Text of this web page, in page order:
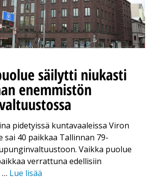
säilytti niukasti
enemmistön
pidetyissä kuntavaaleissa Viron
sai 40 paikkaa Tallinnan 79-
Vaikka puolue
verrattuna edellisiin
… Lue lisää